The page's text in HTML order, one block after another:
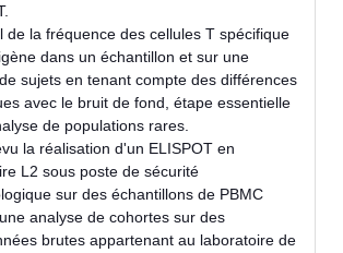
de la fréquence des cellules T spécifique
dans un échantillon et sur une
sujets en tenant compte des différences
avec le bruit de fond, étape essentielle
de populations rares.
la réalisation d'un ELISPOT en
L2 sous poste de sécurité
sur des échantillons de PBMC
analyse de cohortes sur des
brutes appartenant au laboratoire de